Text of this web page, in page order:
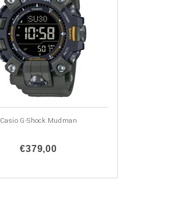
Casio G-Shock Mudman
€379,00